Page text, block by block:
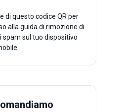
di questo codice QR per
alla guida di rimozione di
spam sul tuo dispositivo